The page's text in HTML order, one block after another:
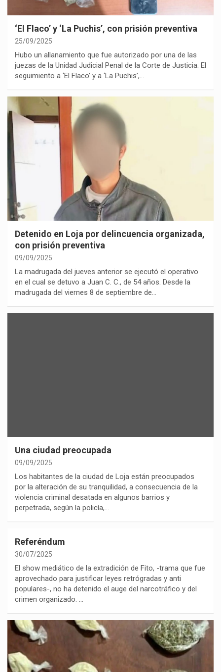
‘El Flaco’ y ‘La Puchis’, con prisión preventiva
25/09/2025
Hubo un allanamiento que fue autorizado por una de las
juezas de la Unidad Judicial Penal de la Corte de Justicia. El
seguimiento a ‘El Flaco’ y a ‘La Puchis’,…
Detenido en Loja por delincuencia organizada,
con prisión preventiva
09/09/2025
La madrugada del jueves anterior se ejecutó el operativo
en el cual se detuvo a Juan C. C., de 54 años. Desde la
madrugada del viernes 8 de septiembre de…
Una ciudad preocupada
09/09/2025
Los habitantes de la ciudad de Loja están preocupados
por la alteración de su tranquilidad, a consecuencia de la
violencia criminal desatada en algunos barrios y
perpetrada, según la policía,…
Referéndum
30/07/2025
El show mediático de la extradición de Fito, -trama que fue
aprovechado para justificar leyes retrógradas y anti
populares-, no ha detenido el auge del narcotráfico y del
crimen organizado. …